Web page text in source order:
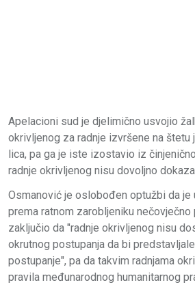
Apelacioni sud je djelimično usvojio
okrivljenog za radnje izvršene na štetu
lica, pa ga je iste izostavio iz
radnje okrivljenog nisu dovoljno
Osmanović je oslobođen optužbi da je
prema ratnom zarobljeniku
zaključio da "radnje okrivljenog nisu
okrutnog postupanja da bi
postupanje", pa da takvim radnjama
pravila međunarodnog humanitarnog